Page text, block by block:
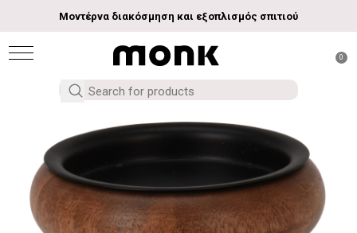
Μοντέρνα διακόσμηση και εξοπλισμός σπιτιού
0